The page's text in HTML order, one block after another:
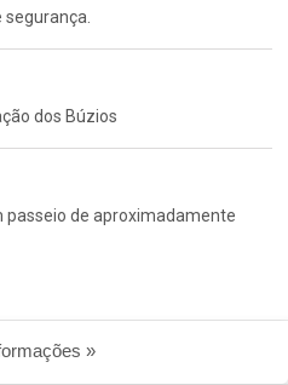
dos Búzios
passeio de aproximadamente
»